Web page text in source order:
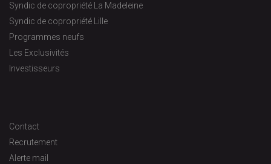
Syndic de copropriété La Madeleine
Syndic de copropriété Lille
Programmes neufs
Les Exclusivités
Investisseurs
Contact
Recrutement
Alerte mail